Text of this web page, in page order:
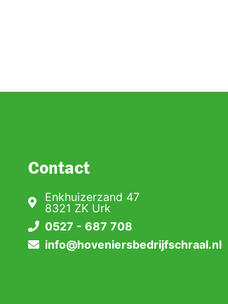
Contact
Enkhuizerzand 47
8321 ZK Urk
0527 - 687 708
info@hoveniersbedrijfschraal.nl